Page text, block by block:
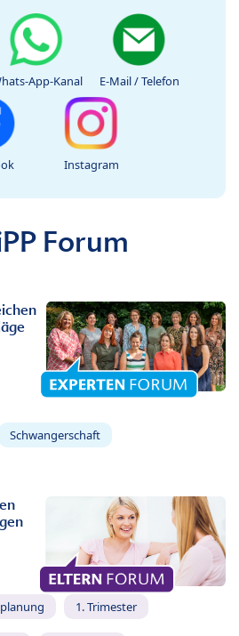
App-Kanal E-Mail / Telefon
Instagram
Forum
Schwangerschaft
1. Trimester